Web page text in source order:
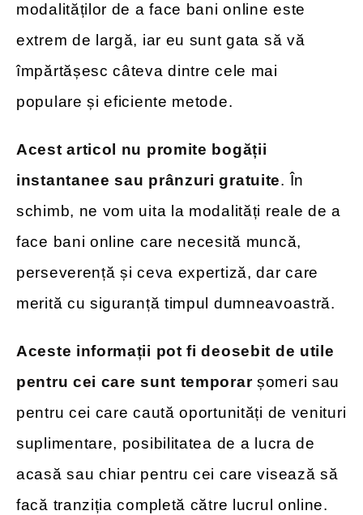
modalităților de a face bani online este
extrem de largă, iar eu sunt gata să vă
împărtășesc câteva dintre cele mai
populare și eficiente metode.
Acest articol nu promite bogății
instantanee sau prânzuri gratuite. În
schimb, ne vom uita la modalități reale de a
face bani online care necesită muncă,
perseverență și ceva expertiză, dar care
merită cu siguranță timpul dumneavoastră.
Aceste informații pot fi deosebit de utile
pentru cei care sunt temporarșomeri sau
pentru cei care caută oportunități de venituri
suplimentare, posibilitatea de a lucra de
acasă sau chiar pentru cei care visează să
facă tranziția completă către lucrul online.